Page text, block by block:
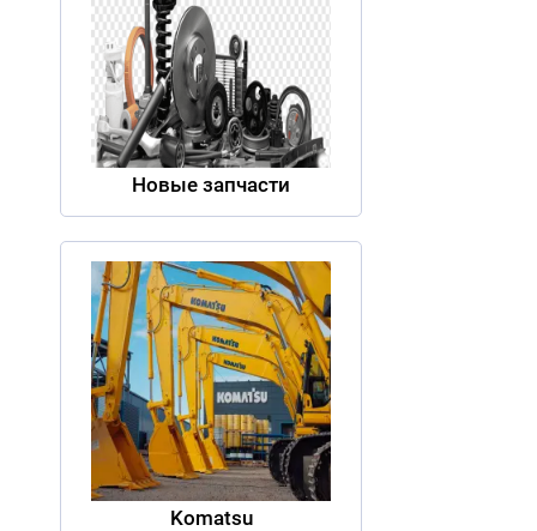
Новые запчасти
Komatsu